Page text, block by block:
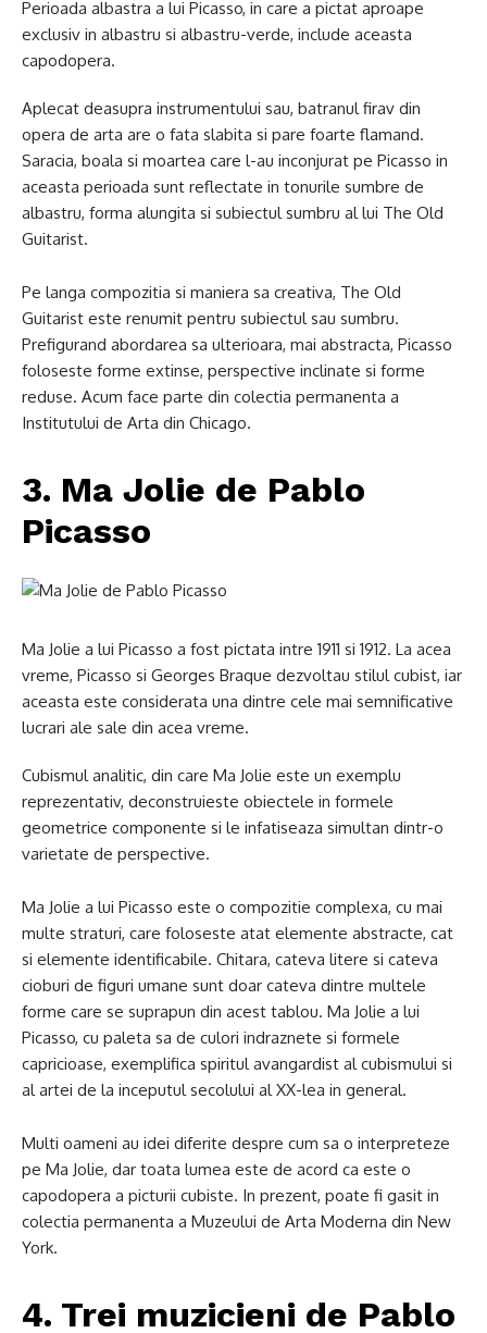
Perioada albastra a lui Picasso, in care a pictat aproape
exclusiv in albastru si albastru-verde, include aceasta
capodopera.
Aplecat deasupra instrumentului sau, batranul firav din
opera de arta are o fata slabita si pare foarte flamand.
Saracia, boala si moartea care l-au inconjurat pe Picasso in
aceasta perioada sunt reflectate in tonurile sumbre de
albastru, forma alungita si subiectul sumbru al lui The Old
Guitarist.
Pe langa compozitia si maniera sa creativa, The Old
Guitarist este renumit pentru subiectul sau sumbru.
Prefigurand abordarea sa ulterioara, mai abstracta, Picasso
foloseste forme extinse, perspective inclinate si forme
reduse. Acum face parte din colectia permanenta a
Institutului de Arta din Chicago.
3. Ma Jolie de Pablo
Picasso
Ma Jolie a lui Picasso a fost pictata intre 1911 si 1912. La acea
vreme, Picasso si Georges Braque dezvoltau stilul cubist, iar
aceasta este considerata una dintre cele mai semnificative
lucrari ale sale din acea vreme.
Cubismul analitic, din care Ma Jolie este un exemplu
reprezentativ, deconstruieste obiectele in formele
geometrice componente si le infatiseaza simultan dintr-o
varietate de perspective.
Ma Jolie a lui Picasso este o compozitie complexa, cu mai
multe straturi, care foloseste atat elemente abstracte, cat
si elemente identificabile. Chitara, cateva litere si cateva
cioburi de figuri umane sunt doar cateva dintre multele
forme care se suprapun din acest tablou. Ma Jolie a lui
Picasso, cu paleta sa de culori indraznete si formele
capricioase, exemplifica spiritul avangardist al cubismului si
al artei de la inceputul secolului al XX-lea in general.
Multi oameni au idei diferite despre cum sa o interpreteze
pe Ma Jolie, dar toata lumea este de acord ca este o
capodopera a picturii cubiste. In prezent, poate fi gasit in
colectia permanenta a Muzeului de Arta Moderna din New
York.
4. Trei muzicieni de Pablo